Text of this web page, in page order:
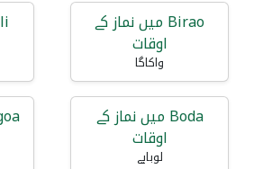
Birao میں نماز کے
اوقات
واکاگا
Boda میں نماز کے
اوقات
لوبایے